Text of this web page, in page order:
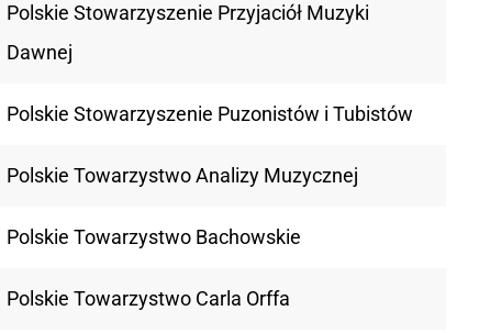
Polskie Stowarzyszenie Przyjaciół Muzyki
Dawnej
Polskie Stowarzyszenie Puzonistów i Tubistów
Polskie Towarzystwo Analizy Muzycznej
Polskie Towarzystwo Bachowskie
Polskie Towarzystwo Carla Orffa